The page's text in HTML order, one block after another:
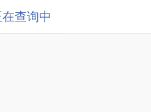
在查询中